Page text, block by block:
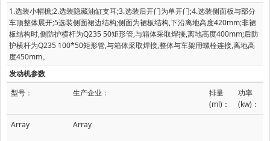
1.选装小帽檐;2.选装隐藏油缸支耳;3.选装后开门为单开门;4.选装侧面板与部分
车顶整体展开;5选装侧面裙边结构;侧面为裙板结构,下沿离地高度420mm;非裙
板结构时,侧防护横杆为Q235 50矩形管,与箱体采取焊接,离地高度400mm;后防
护横杆为Q235 100*50矩形管,与箱体采取焊接,整体与车架用螺栓连接,离地高
度450mm。
发动机参数
型号：
生产企业：
排量
(ml)：
功率
(kw)：
Array
Array